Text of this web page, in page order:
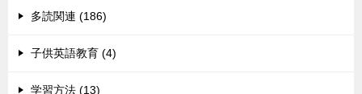
多読関連 (186)
子供英語教育 (4)
学習方法 (13)